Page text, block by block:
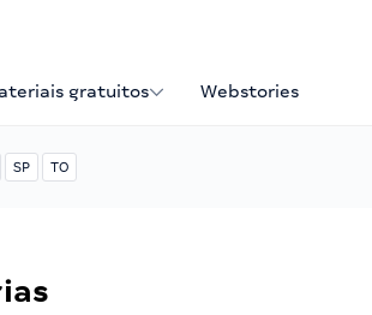
gratuitos Webstories
SP TO